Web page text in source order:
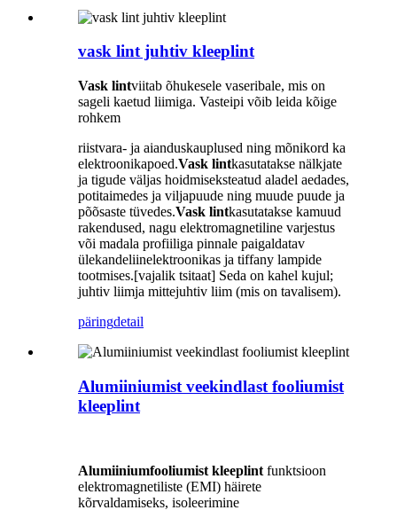
vask lint juhtiv kleeplint
Vask lintviitab õhukesele vaseribale, mis on
sageli kaetud liimiga. Vasteipi võib leida kõige
rohkem
riistvara- ja aianduskauplused ning mõnikord ka
elektroonikapoed.Vask lintkasutatakse nälkjate
ja tigude väljas hoidmiseksteatud aladel aedades,
potitaimedes ja viljapuude ning muude puude ja
põõsaste tüvedes.Vask lintkasutatakse kamuud
rakendused, nagu elektromagnetiline varjestus
või madala profiiliga pinnale paigaldatav
ülekandeliinelektroonikas ja tiffany lampide
tootmises.[vajalik tsitaat] Seda on kahel kujul;
juhtiv liimja mittejuhtiv liim (mis on tavalisem).
päringdetail
Alumiiniumist veekindlast fooliumist
kleeplint
Alumiiniumfooliumist kleeplint funktsioon
elektromagnetiliste (EMI) häirete
kõrvaldamiseks, isoleerimine